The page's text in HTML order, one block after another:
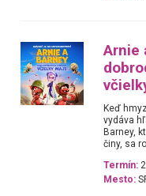
Arnie
Keď
vydáva
Barney,
činy, sa
Termín:
Mesto: